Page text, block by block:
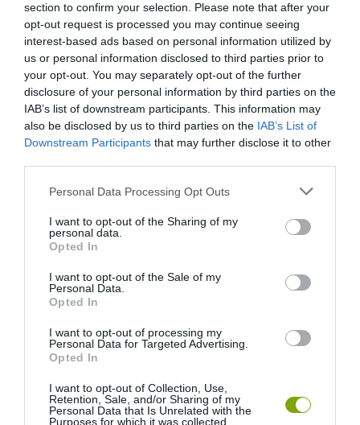
section to confirm your selection. Please note that after your
opt-out request is processed you may continue seeing
interest-based ads based on personal information utilized by
us or personal information disclosed to third parties prior to
your opt-out. You may separately opt-out of the further
disclosure of your personal information by third parties on the
IAB’s list of downstream participants. This information may
also be disclosed by us to third parties on the IAB’s List of
Downstream Participants that may further disclose it to other
Please note that this website/app uses one or more Google
not limited to your visit or usage behaviour. You may click to
grant or deny consent to Google and its third-party tags to
use your data for below specified purposes in below Google
consent section.
Personal Data Processing Opt Outs
I want to opt-out of the Sharing of my
personal data.
Opted In
I want to opt-out of the Sale of my
Personal Data.
Opted In
I want to opt-out of processing my
Personal Data for Targeted Advertising.
Opted In
I want to opt-out of Collection, Use,
Retention, Sale, and/or Sharing of my
Personal Data that Is Unrelated with the
Purposes for which it was collected.